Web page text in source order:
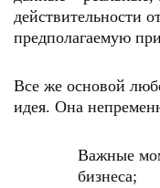
действительности
предполагаемую
Все же основой
идея. Она
Важные
бизнеса;